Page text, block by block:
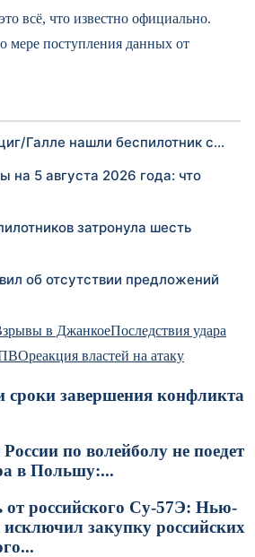
всё, что известно официально.
мере поступления данных от
Галле нашли беспилотник с…
на 5 августа 2026 года: что
затронула шесть
об отсутствии предложений
в ДжанкоеПоследствия удара
ПВОреакция властей на атаку
сроки завершения конфликта
по волейболу не поедет
в Польшу:...
от российского Су-57Э: Нью-
закупку российских